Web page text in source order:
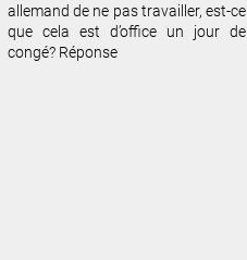
allemand de ne pas travailler, est-ce
que cela est d’office un jour de
congé? Réponse